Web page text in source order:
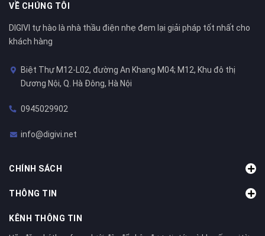
VỀ CHÚNG TÔI
DIGIVI tự hào là nhà thầu điện nhẹ đem lại giải pháp tốt nhất cho
khách hàng
Biệt Thự M12-L02, đường An Khang M04; M12, Khu đô thị
Dương Nội, Q. Hà Đông, Hà Nội
0945029902
info@digivi.net
CHÍNH SÁCH
THÔNG TIN
KÊNH THÔNG TIN